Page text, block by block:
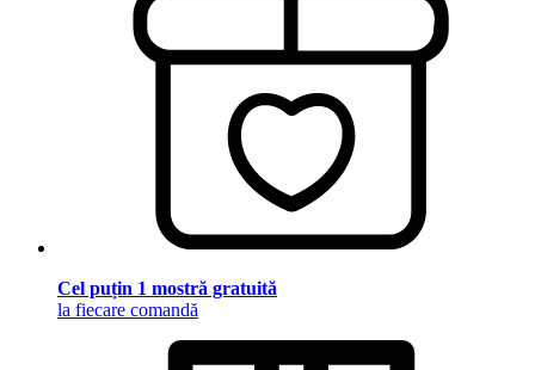
Cel puțin 1 mostră gratuită
la fiecare comandă